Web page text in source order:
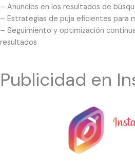
– Anuncios en los resultados de
– Estrategias de puja eficientes para
– Seguimiento y optimización
resultados
Publicidad en